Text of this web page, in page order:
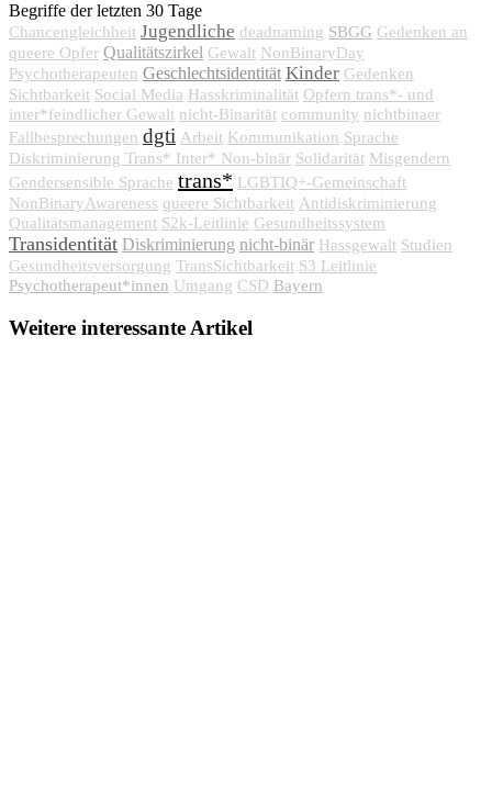
Begriffe der letzten 30 Tage
Chancengleichheit Jugendliche deadnaming SBGG Gedenken an
queere Opfer Qualitätszirkel Gewalt NonBinaryDay
Psychotherapeuten Geschlechtsidentität Kinder Gedenken
Sichtbarkeit Social Media Hasskriminalität Opfern trans*- und
inter*feindlicher Gewalt nicht-Binarität community nichtbinaer
Fallbesprechungen dgti Arbeit Kommunikation Sprache
Diskriminierung Trans* Inter* Non-binär Solidarität Misgendern
Gendersensible Sprache trans* LGBTIQ+-Gemeinschaft
NonBinaryAwareness queere Sichtbarkeit Antidiskriminierung
Qualitätsmanagement S2k-Leitlinie Gesundheitssystem
Transidentität Diskriminierung nicht-binär Hassgewalt Studien
Gesundheitsversorgung TransSichtbarkeit S3 Leitlinie
Psychotherapeut*innen Umgang CSD Bayern
Weitere interessante Artikel